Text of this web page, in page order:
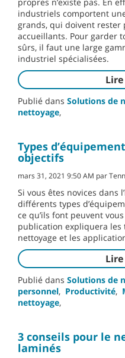
industriels comportent
grands, qui doivent rester
accueillants. Pour garder
sûrs, il faut une large
industriel spécialisées.
Publié dans Solutions de
nettoyage,
Types
objectifs
mars 31, 2021 9:50 AM par
Si vous êtes novices dans
différents types
ce qu’ils font peuvent
publication expliquera les
nettoyage et les
Publié dans Solutions de
personnel, Productivité,
nettoyage,
3 conseils pour le
laminés